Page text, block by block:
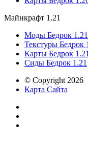
Майнкрафт 1.21
Моды Бедрок 1.21
Текстуры Бедрок
Карты Бедрок 1.21
Сиды Бедрок 1.21
© Copyright 2026
Карта Сайта